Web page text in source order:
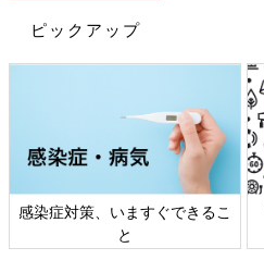
ピックアップ
感染症対策、いますぐできるこ
と